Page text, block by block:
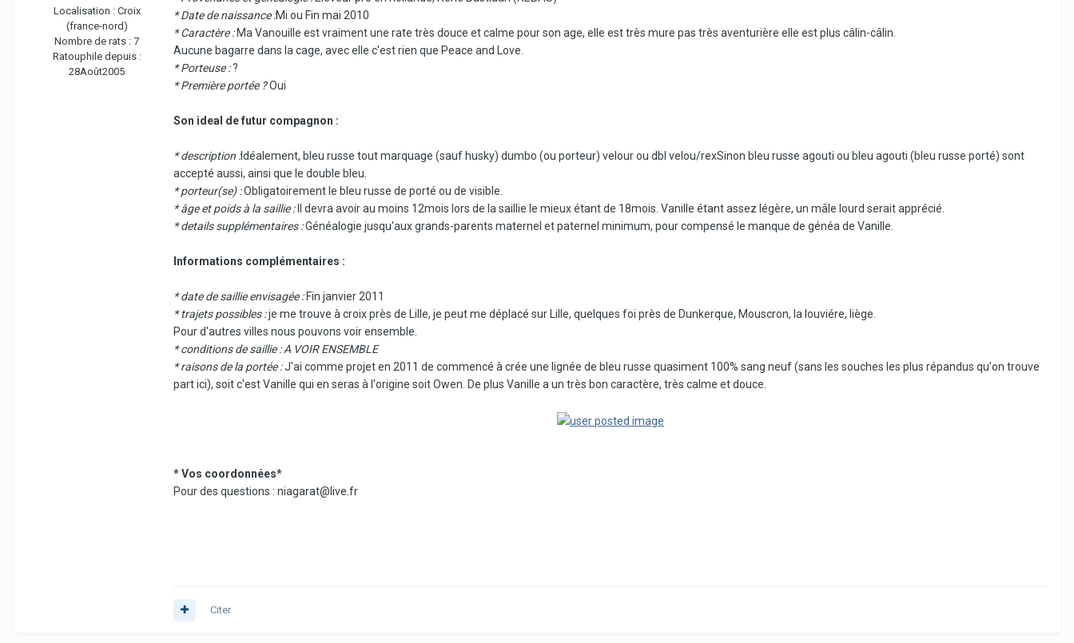
Localisation : Croix
(france-nord)
Nombre de rats : 7
Ratouphile depuis :
28Août2005
* Date de naissance :Mi ou Fin mai 2010
* Caractère :Ma Vanouille est vraiment une rate très douce et calme pour son age, elle est très mure pas très aventurière elle est plus câlin-câlin.
Aucune bagarre dans la cage, avec elle c'est rien que Peace and Love.
* Porteuse :?
* Première portée ?Oui
Son ideal de futur compagnon :
* description :Idéalement, bleu russe tout marquage (sauf husky) dumbo (ou porteur) velour ou dbl velou/rexSinon bleu russe agouti ou bleu agouti (bleu russe porté) sont
accepté aussi, ainsi que le double bleu.
* porteur(se) :Obligatoirement le bleu russe de porté ou de visible.
* âge et poids à la saillie :Il devra avoir au moins 12mois lors de la saillie le mieux étant de 18mois. Vanille étant assez légère, un mâle lourd serait apprécié.
* details supplémentaires :Généalogie jusqu'aux grands-parents maternel et paternel minimum, pour compensé le manque de généa de Vanille.
Informations complémentaires :
* date de saillie envisagée :Fin janvier 2011
* trajets possibles :je me trouve à croix près de Lille, je peut me déplacé sur Lille, quelques foi près de Dunkerque, Mouscron, la louviére, liège.
Pour d'autres villes nous pouvons voir ensemble.
* conditions de saillie : A VOIR ENSEMBLE
* raisons de la portée :J'ai comme projet en 2011 de commencé à crée une lignée de bleu russe quasiment 100% sang neuf (sans les souches les plus répandus qu'on trouve
part ici), soit c'est Vanille qui en seras à l'origine soit Owen. De plus Vanille a un très bon caractère, très calme et douce.
* Vos coordonnées*
Pour des questions : niagarat@live.fr
Citer